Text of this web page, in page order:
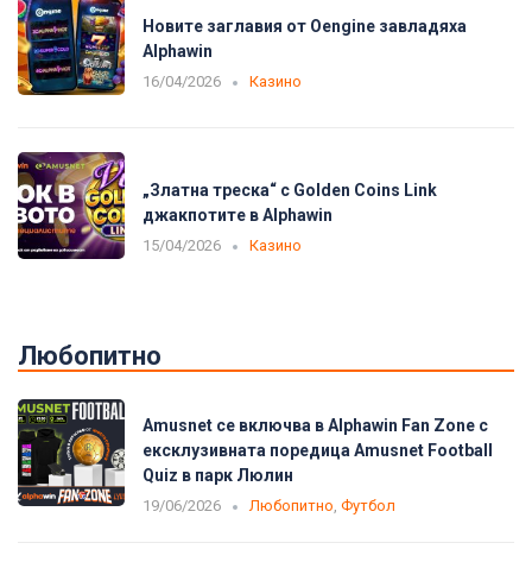
Новите заглавия от Oengine завладяха
Alphawin
16/04/2026 Казино
„Златна треска“ с Golden Coins Link
джакпотите в Alphawin
15/04/2026 Казино
Любопитно
Amusnet се включва в Alphawin Fan Zone с
ексклузивната поредица Amusnet Football
Quiz в парк Люлин
19/06/2026 Любопитно Футбол